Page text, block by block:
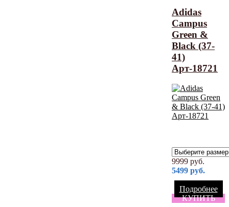
Adidas
Campus
Green &
Black (37-
41)
Арт-18721
9999 руб.
5499 руб.
Подробнее
КУПИТЬ